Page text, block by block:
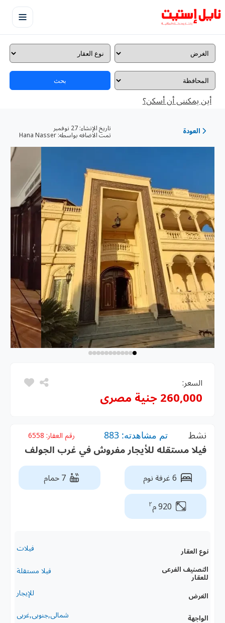
بحث
أين يمكننى أن أسكن؟
العودة تاريخ الإنشاء:
تمت الاضافه بواسطه: Hana Nasser
السعر:
260,000 جنية مصرى
نشط تم مشاهدته: 883 رقم العقار: 6558
فيلا مستقله للأيجار مفروش في غرب الجولف
6 غرفة نوم 7 حمام
920 م ٢
نوع العقار فيلات
التصنيف الفرعى
للعقار
فيلا مستقلة
الغرض للإيجار
الواجهة شمالى,جنوبى,غربى